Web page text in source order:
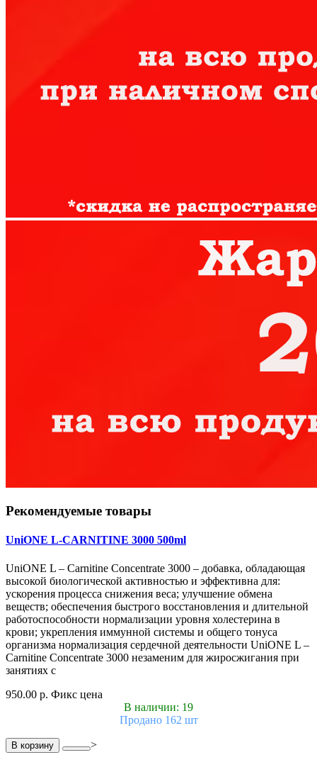
Рекомендуемые товары
UniONE L-CARNITINE 3000 500ml
UniONE L – Carnitine Concentrate 3000 – добавка, обладающая
высокой биологической активностью и эффективна для:
ускорения процесса снижения веса; улучшение обмена
веществ; обеспечения быстрого восстановления и длительной
работоспособности нормализации уровня холестерина в
крови; укрепления иммунной системы и общего тонуса
организма нормализация сердечной деятельности UniONE L –
Carnitine Concentrate 3000 незаменим для жиросжигания при
занятиях с
950.00 р. Фикс цена
В наличии: 19
Продано 162 шт
В корзину >